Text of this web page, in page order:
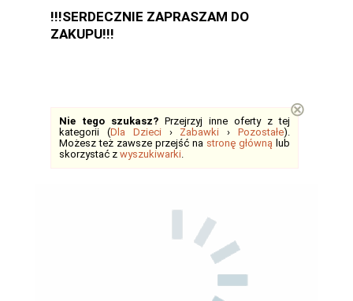
!!!SERDECZNIE ZAPRASZAM DO
ZAKUPU!!!
Nie tego szukasz? Przejrzyj inne oferty z tej
kategorii (Dla Dzieci› Zabawki ›Pozostałe).
Możesz też zawsze przejść na stronę główną lub
skorzystać z wyszukiwarki
⊗